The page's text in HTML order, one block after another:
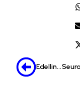
Edellinen